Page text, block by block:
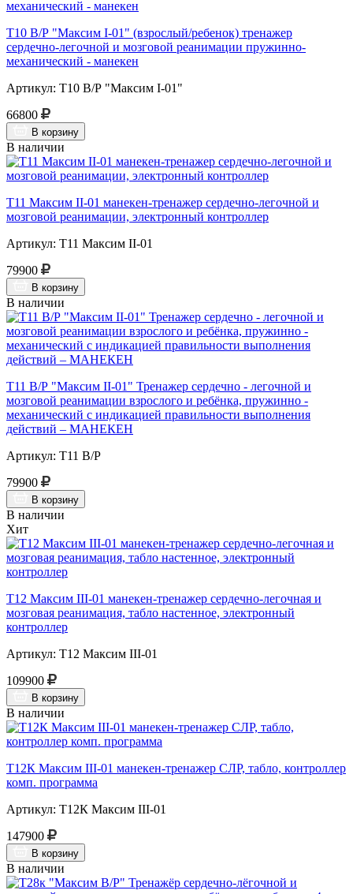
Т10 В/Р "Максим I-01" (взрослый/ребенок) тренажер
сердечно-легочной и мозговой реанимации пружинно-
механический - манекен
Артикул: Т10 В/Р "Максим I-01"
66800
В корзину
В наличии
Т11 Максим II-01 манекен-тренажер сердечно-легочной и
мозговой реанимации, электронный контроллер
Артикул: Т11 Максим II-01
79900
В корзину
В наличии
Т11 В/Р "Максим II-01" Тренажер сердечно - легочной и
мозговой реанимации взрослого и ребёнка, пружинно -
механический с индикацией правильности выполнения
действий – МАНЕКЕН
Артикул: Т11 В/Р
79900
В корзину
В наличии
Хит
Т12 Максим III-01 манекен-тренажер сердечно-легочная и
мозговая реанимация, табло настенное, электронный
контроллер
Артикул: Т12 Максим III-01
109900
В корзину
В наличии
Т12К Максим III-01 манекен-тренажер СЛР, табло, контроллер
комп. программа
Артикул: Т12К Максим III-01
147900
В корзину
В наличии